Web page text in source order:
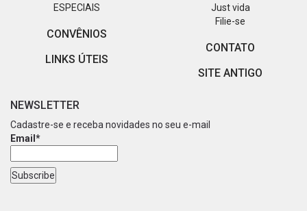
ESPECIAIS
CONVÊNIOS
LINKS ÚTEIS
Just vida
Filie-se
CONTATO
SITE ANTIGO
NEWSLETTER
Cadastre-se e receba novidades no seu e-mail
Email*